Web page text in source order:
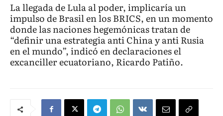
La llegada de Lula al poder, implicaría un
impulso de Brasil en los BRICS, en un momento
donde las naciones hegemónicas tratan de
“definir una estrategia anti China y anti Rusia
en el mundo”, indicó en declaraciones el
excanciller ecuatoriano, Ricardo Patiño.